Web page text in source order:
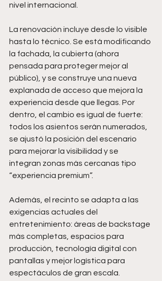
nivel internacional.
La renovación incluye desde lo visible
hasta lo técnico. Se está modificando
la fachada, la cubierta (ahora
pensada para proteger mejor al
público), y se construye una nueva
explanada de acceso que mejora la
experiencia desde que llegas. Por
dentro, el cambio es igual de fuerte:
todos los asientos serán numerados,
se ajustó la posición del escenario
para mejorar la visibilidad y se
integran zonas más cercanas tipo
“experiencia premium”.
Además, el recinto se adapta a las
exigencias actuales del
entretenimiento: áreas de backstage
más completas, espacios para
producción, tecnología digital con
pantallas y mejor logística para
espectáculos de gran escala.